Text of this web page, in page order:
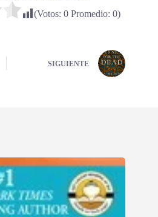
(Votos: 0Promedio: 0)
SIGUIENTE